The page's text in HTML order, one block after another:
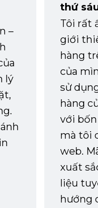
–
lý
thứ
Tôi rất
giới
hàng
của
sử
hàng
với
mà tôi
web.
xuất
liệu
hướng